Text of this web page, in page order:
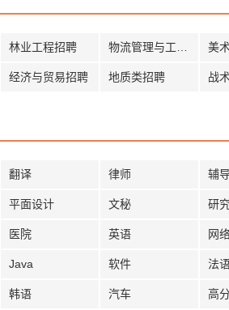
林业工程招聘 美
经济与贸易招聘 地质类招聘 战
翻译 律师 辅
平面设计 文秘 研
医院 英语 网
Java 软件 法
韩语 汽车 高